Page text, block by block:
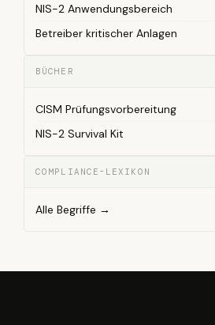
NIS-2 Anwendungsbereich
Betreiber kritischer Anlagen
BÜCHER
CISM Prüfungsvorbereitung
NIS-2 Survival Kit
COMPLIANCE-LEXIKON
Alle Begriffe →